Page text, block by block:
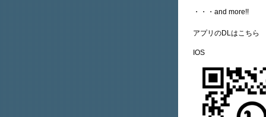
・・・and more!!
アプリのDLはこちら
IOS